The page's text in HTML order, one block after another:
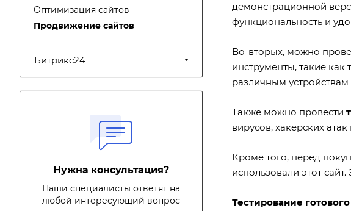
демонстрационной
функциональность и
Во-вторых, можно
инструменты, такие как
различным устройствам
Также можно провести
вирусов, хакерских атак
Кроме того, перед
использовали этот
Тестирование
Оптимизация сайтов
Продвижение сайтов
Битрикс24
Нужна консультация?
Наши специалисты ответят на
любой интересующий вопрос